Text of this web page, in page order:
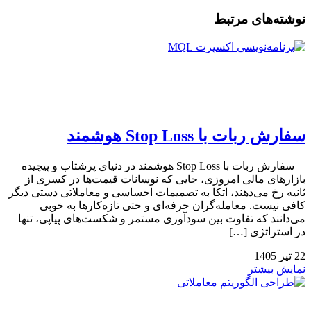
نوشته‌های مرتبط
سفارش ربات با Stop Loss هوشمند
سفارش ربات با Stop Loss هوشمند در دنیای پرشتاب و پیچیده
بازارهای مالی امروزی، جایی که نوسانات قیمت‌ها در کسری از
ثانیه رخ می‌دهند، اتکا به تصمیمات احساسی و معاملاتی دستی دیگر
کافی نیست. معامله‌گران حرفه‌ای و حتی تازه‌کارها به خوبی
می‌دانند که تفاوت بین سودآوری مستمر و شکست‌های پیاپی، تنها
در استراتژی […]
22 تیر 1405
نمایش بیشتر